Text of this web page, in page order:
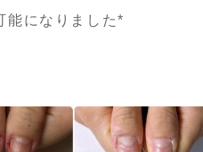
能になりました*